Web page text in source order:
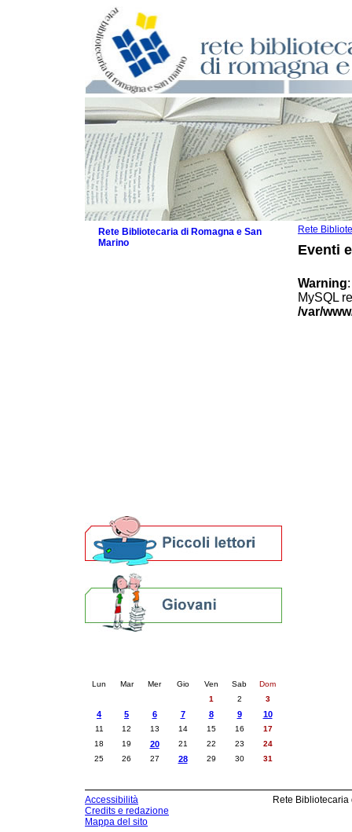
Rete
Eventi
Warning
MySQL
/var/
Rete Bibliotecaria di Romagna e San
Marino
Lun Mar Mer Gio Ven Sab
Dom
1
2 3
4 5 6 7 8 9 10
11 12 13 14 15 16
17
18
19 20 21 22 23
24
25
26 27 28 29 30 31
Accessibilità
Credits e redazione
Mappa del sito
Rete